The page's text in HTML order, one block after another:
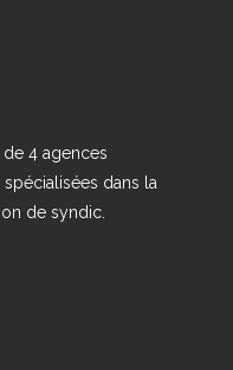
4 agences
dans la
de syndic.